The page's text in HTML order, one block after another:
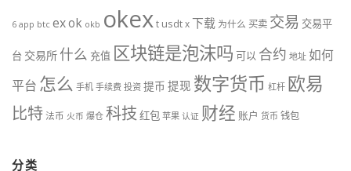
6 app btc exok okb okext usdtx下载 为什么 买卖 交易 交易平
台 交易所 什么 充值 区块链是泡沫吗 可以 合约 地址 如何
平台 怎么 手机 手续费 投资 提币 提现 数字货币 杠杆 欧易
比特法币 火币 爆仓 科技 红包 苹果 认证 财经 账户 货币 钱包
分类